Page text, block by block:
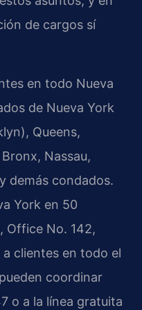
de cargos sí
en todo Nueva
de Nueva York
Queens,
Nassau,
demás condados.
York en 50
Office No. 142,
clientes en todo el
coordinar
o a la línea gratuita